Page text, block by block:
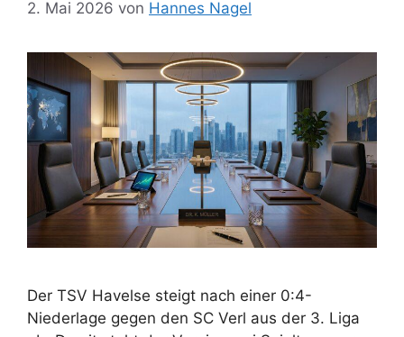
2. Mai 2026 von Hannes Nagel
Der TSV Havelse steigt nach einer 0:4-
Niederlage gegen den SC Verl aus der 3. Liga